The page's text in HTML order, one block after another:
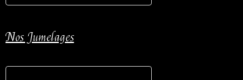
Nos Jumelages